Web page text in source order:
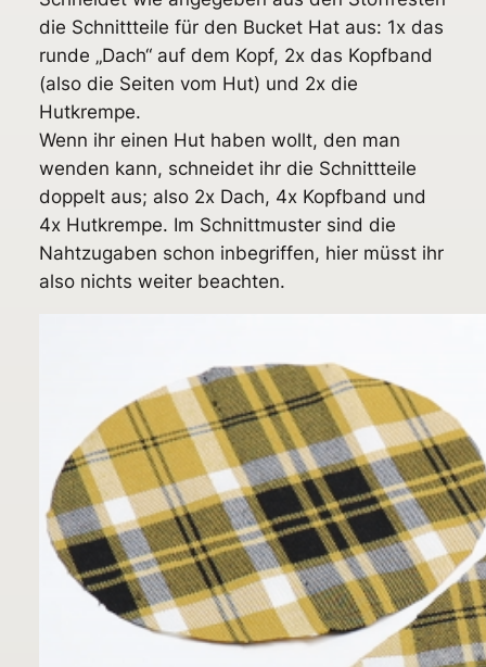
die Schnittteile für den Bucket Hat aus: 1x das
runde „Dach“ auf dem Kopf, 2x das Kopfband
(also die Seiten vom Hut) und 2x die
Hutkrempe.
Wenn ihr einen Hut haben wollt, den man
wenden kann, schneidet ihr die Schnittteile
doppelt aus; also 2x Dach, 4x Kopfband und
4x Hutkrempe. Im Schnittmuster sind die
Nahtzugaben schon inbegriffen, hier müsst ihr
also nichts weiter beachten.